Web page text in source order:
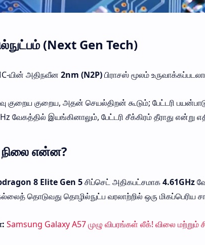
(Next Gen Tech)
யின் அதிநவீன 2nm (N2P)பிராசஸ் மூலம்
குறைய குறைய, அதன் செயல்திறன் கூடும்; பேட்டரி
வேகத்தில் இயங்கினாலும், பேட்டரி சீக்கிரம் தீராது என்று
என்ன?
8 Elite Gen 5சிப்செட் அதிகபட்சமாக4.61GHz
தொடுவது தொழில்நுட்ப வரலாற்றில் ஒரு மிகப்பெரிய
Samsung Galaxy A57 முழு விபரங்கள் லீக்! விலை